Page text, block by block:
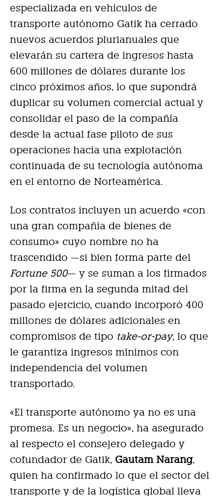
especializada en vehículos de
transporte autónomo Gatik ha cerrado
nuevos acuerdos plurianuales que
elevarán su cartera de ingresos hasta
600 millones de dólares durante los
cinco próximos años, lo que supondrá
duplicar su volumen comercial actual y
consolidar el paso de la compañía
desde la actual fase piloto de sus
operaciones hacia una explotación
continuada de su tecnología autónoma
en el entorno de Norteamérica.
Los contratos incluyen un acuerdo «con
una gran compañía de bienes de
consumo» cuyo nombre no ha
trascendido —si bien forma parte del
Fortune 500— y se suman a los firmados
por la firma en la segunda mitad del
pasado ejercicio, cuando incorporó 400
millones de dólares adicionales en
compromisos de tipo take-or-pay, lo que
le garantiza ingresos mínimos con
independencia del volumen
transportado.
«El transporte autónomo ya no es una
promesa. Es un negocio», ha asegurado
al respecto el consejero delegado y
cofundador de Gatik, Gautam Narang,
quien ha confirmado lo que el sector del
transporte y de la logística global lleva